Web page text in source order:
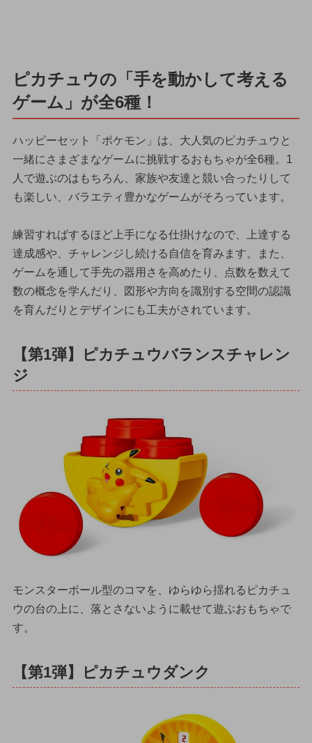
ピカチュウの「手を動かして考える
ゲーム」が全6種！
ハッピーセット「ポケモン」は、大人気のピカチュウと
一緒にさまざまなゲームに挑戦するおもちゃが全6種。1
人で遊ぶのはもちろん、家族や友達と競い合ったりして
も楽しい、バラエティ豊かなゲームがそろっています。
練習すればするほど上手になる仕掛けなので、上達する
達成感や、チャレンジし続ける自信を育みます。また、
ゲームを通して手先の器用さを高めたり、点数を数えて
数の概念を学んだり、図形や方向を識別する空間の認識
を育んだりとデザインにも工夫がされています。
【第1弾】ピカチュウバランスチャレン
ジ
モンスターボール型のコマを、ゆらゆら揺れるピカチュ
ウの台の上に、落とさないように載せて遊ぶおもちゃで
す。
【第1弾】ピカチュウダンク